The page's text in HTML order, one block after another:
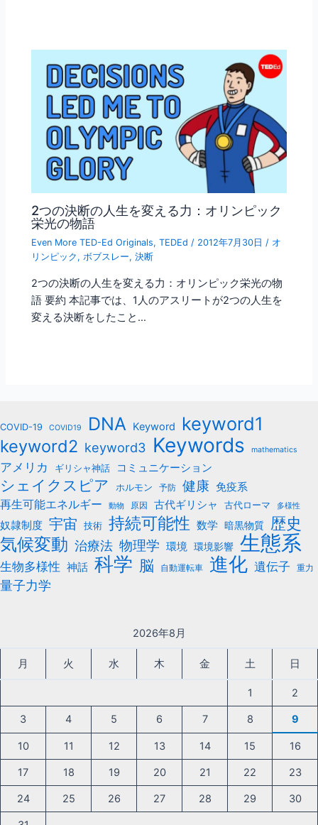
2つの決断の人生を変える力：オリンピック
栄光の物語
Even More TED-Ed Originals,TEDEd / 2012年7月30日 / オ
リンピック , ボブスレー,決断
2つの決断の人生を変える力：オリンピック栄光の物
語 要約 本記事では、1人のアスリートが2つの人生を
変える決断をしたこと…
COVID-19 COVID19 DNA Keyword keyword1
keyword2 keyword3 Keywords mathematics
アメリカ ギリシャ神話 コミュニケーション
シェイクスピア ホルモン 予防 健康 免疫系
再生可能エネルギー
動物 原因 古代ギリシャ 古代ローマ 多様性
奴隷制度 宇宙 技術 持続可能性 数学 暗黒物質 歴史
気候変動 治療法 物理学 環境 環境影響 生態系
生物多様性 神話 科学 脳 自動運転車 進化 遺伝子 重力
量子力学
2026年8月
月 火 水 木 金 土 日
1 2
3 4 5 6 7 8 9
10 11 12 13 14 15 16
17 18 19 20 21 22 23
24 25 26 27 28 29 30